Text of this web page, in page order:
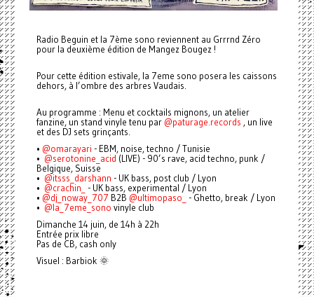
Radio Beguin et la 7ème sono reviennent au Grrrnd Zéro
pour la deuxième édition de Mangez Bougez !
Pour cette édition estivale, la 7eme sono posera les caissons
dehors, à l’ombre des arbres Vaudais.
Au programme : Menu et cocktails mignons, un atelier
fanzine, un stand vinyle tenu par @paturage.records , un live
et des DJ sets grinçants.
•⁠ @omarayari - EBM, noise, techno / Tunisie
•⁠ ⁠⁠ @serotonine_acid (LIVE) - 90’s rave, acid techno, punk /
Belgique, Suisse
•⁠ ⁠⁠⁠ @itsss_darshann - UK bass, post club / Lyon
•⁠ ⁠⁠ @crachin_
- UK bass, experimental / Lyon
•⁠ @dj_noway_707 B2B @ultimopaso_
- Ghetto, break / Lyon
•⁠ ⁠ @la_7eme_sono vinyle club
Dimanche 14 juin, de 14h à 22h
Entrée prix libre
Pas de CB, cash only
Visuel : Barbiok 🌞